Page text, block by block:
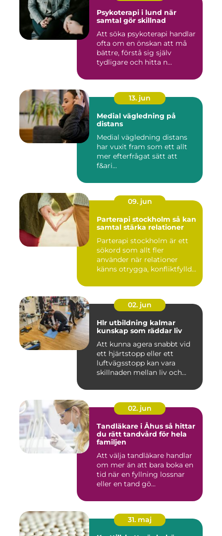
Psykoterapi i lund när
samtal gör skillnad
Att söka psykoterapi handlar
ofta om en önskan att må
bättre, förstå sig själv
tydligare och hitta n...
13. jun
Medial vägledning på
distans
Medial vägledning distans
har vuxit fram som ett allt
mer efterfrågat sätt att
f&ari...
09. jun
Parterapi stockholm så kan
samtal stärka relationer
Parterapi stockholm är ett
sökord som allt fler
använder när relationer
känns otrygga, konfliktfylld...
02. jun
Hlr utbildning kalmar
kunskap som räddar liv
Att kunna agera snabbt vid
ett hjärtstopp eller ett
luftvägsstopp kan vara
skillnaden mellan liv och...
02. jun
Tandläkare i Åhus så hittar
du rätt tandvård för hela
familjen
Att välja tandläkare handlar
om mer än att bara boka en
tid när en fyllning lossnar
eller en tand gö...
31. maj